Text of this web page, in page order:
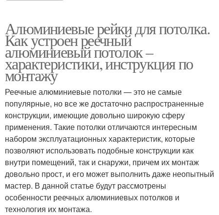
Подвесные
коммуникации
Европодвес для
подвесной системы
Подвесные полки Подвесные вороты
Натяжной потолок Натяжные потолки
Цены на натяжной
потолок
Полотна для натяжных
Алюминиевые рейки для потолка.
Как устроен реечный
алюминиевый потолок –
характеристики, инструкция по
монтажу
Реечные алюминиевые потолки — это не самые
популярные, но все же достаточно распространенные
конструкции, имеющие довольно широкую сферу
применения. Такие потолки отличаются интересным
набором эксплуатационных характеристик, которые
позволяют использовать подобные конструкции как
внутри помещений, так и снаружи, причем их монтаж
довольно прост, и его может выполнить даже неопытный
мастер. В данной статье будут рассмотрены
особенности реечных алюминиевых потолков и
технология их монтажа.